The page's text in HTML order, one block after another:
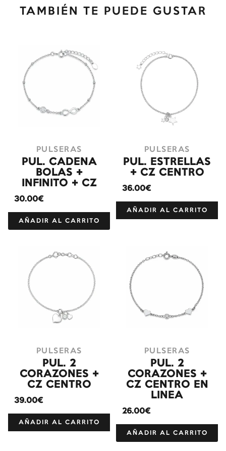
TAMBIÉN TE PUEDE GUSTAR
PULSERAS
PUL. CADENA
BOLAS +
INFINITO + CZ
30.00€
AÑADIR AL CARRITO
PULSERAS
PUL. ESTRELLAS
+ CZ CENTRO
36.00€
AÑADIR AL CARRITO
PULSERAS
PUL. 2
CORAZONES +
CZ CENTRO
39.00€
AÑADIR AL CARRITO
PULSERAS
PUL. 2
CORAZONES +
CZ CENTRO EN
LINEA
26.00€
AÑADIR AL CARRITO